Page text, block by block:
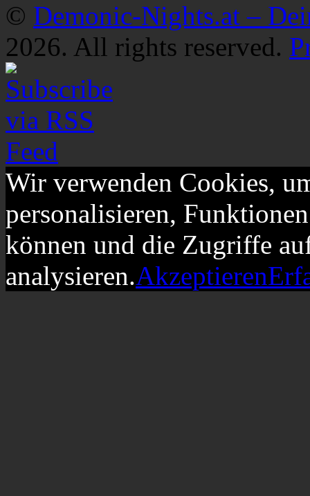
© Demonic-Nights.at –
2026. All rights reserved.
Wir verwenden Cookies,
personalisieren,
können und die Zugriffe
analysieren.Akzeptieren